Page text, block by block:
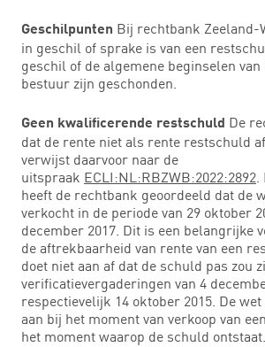
Geschilpunten Bij rechtbank Zeeland-
in geschil of sprake is van een
geschil of de algemene beginselen
bestuur zijn geschonden.
Geen kwalificerende restschuld De
dat de rente niet als rente restschuld
verwijst daarvoor naar de
uitspraak ECLI:NL:RBZWB:2022:2892.
heeft de rechtbank geoordeeld dat de
verkocht in de periode van 29 oktober
december 2017. Dit is een belangrijke
de aftrekbaarheid van rente van een
doet niet aan af dat de schuld pas zou
verificatievergaderingen van 4
respectievelijk 14 oktober 2015. De
aan bij het moment van verkoop van
het moment waarop de schuld ontstaat.